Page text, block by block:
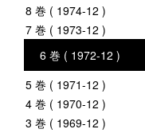
8 巻 ( 1974-12 )
7 巻 ( 1973-12 )
6 巻 ( 1972-12 )
5 巻 ( 1971-12 )
4 巻 ( 1970-12 )
3 巻 ( 1969-12 )